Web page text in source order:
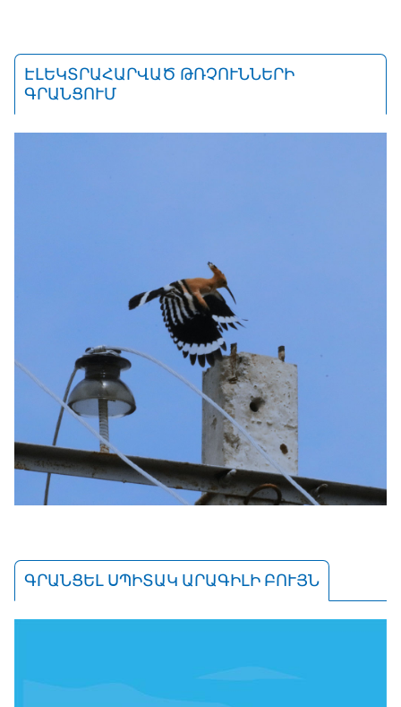
ԷԼԵԿՏՐԱՀԱՐՎԱԾ ԹՌՉՈՒՆՆԵՐԻ
ԳՐԱՆՑՈՒՄ
ԳՐԱՆՑԵԼ ՍՊԻՏԱԿ ԱՐԱԳԻԼԻ ԲՈՒՅՆ